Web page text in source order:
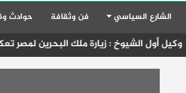
الشارع السياسي فن وثقافة حوادث
: زيارة ملك البحرين لمصر تعكس عمق